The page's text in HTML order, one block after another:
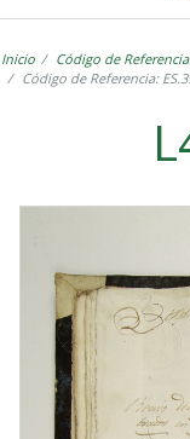
Inicio
Código de
Código de Referencia: